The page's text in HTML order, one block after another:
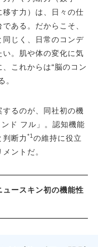
す力）は、日々の仕
ある。だからこそ、
じく、日常のコンデ
い。肌や体の変化に気
これからは“脳のコン
。
るのが、同社初の機
ド フル」。認知機能
断力 *1 の維持に役立
ントだ。
ースキン初の機能性